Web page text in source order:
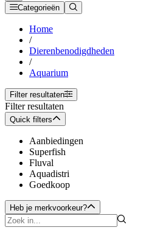
Categorieën
Home
/
Dierenbenodigdheden
/
Aquarium
Filter resultaten
Filter resultaten
Quick filters
Aanbiedingen
Superfish
Fluval
Aquadistri
Goedkoop
Heb je merkvoorkeur?